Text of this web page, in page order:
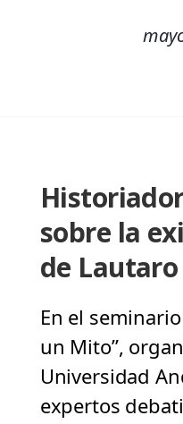
sobre la
de Lautaro
En el
un Mito”,
Universidad
expertos